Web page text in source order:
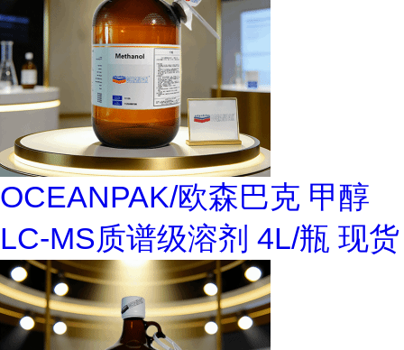
OCEANPAK/欧森巴克 甲醇
LC-MS质谱级溶剂 4L/瓶 现货